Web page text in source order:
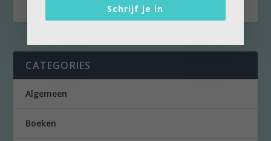
CATEGORIES
Algemeen
Boeken
Schrijf je in